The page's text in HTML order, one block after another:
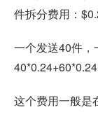
件拆分费用：
一个发送40件
这个费用一般是